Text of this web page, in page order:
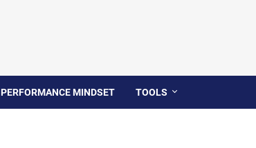
PERFORMANCE MINDSET TOOLS